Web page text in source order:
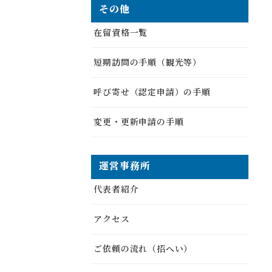
その他
在留資格一覧
短期訪問の手順（観光等）
呼び寄せ（認定申請）の手順
変更・更新申請の手順
運営事務所
代表者紹介
アクセス
ご依頼の流れ（招へい）